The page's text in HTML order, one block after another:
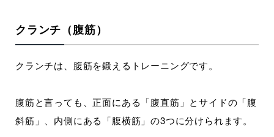
クランチ（腹筋）
クランチは、腹筋を鍛えるトレーニングです。
腹筋と言っても、正面にある「腹直筋」とサイドの「腹
斜筋」、内側にある「腹横筋」の3つに分けられます。